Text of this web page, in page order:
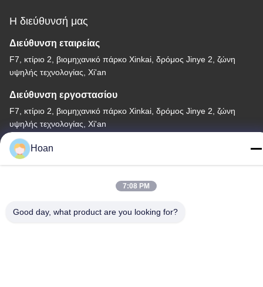
Η διεύθυνσή μας
Διεύθυνση εταιρείας
F7, κτίριο 2, βιομηχανικό πάρκο Xinkai, δρόμος Jinye 2, ζώνη
υψηλής τεχνολογίας, Xi'an
Διεύθυνση εργοστασίου
F7, κτίριο 2, βιομηχανικό πάρκο Xinkai, δρόμος Jinye 2, ζώνη
υψηλής τεχνολογίας, Xi'an
Τηλεφώνημα
86--18740357801
Hoan
7:08 PM
Good day, what product are you looking for?